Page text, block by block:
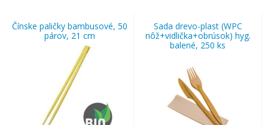
Čínske paličky bambusové, 50
párov, 21 cm
Sada drevo-plast (WPC
nôž+vidlička+obrúsok) hyg.
balené, 250 ks